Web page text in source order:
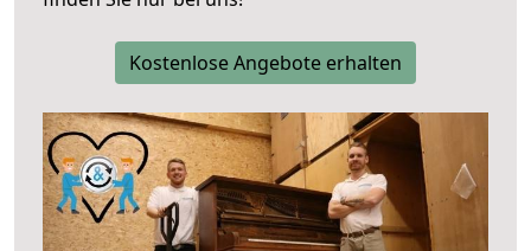
Kostenlose Angebote erhalten